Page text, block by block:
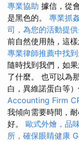
專業協助 據信，從
是黑色的。 專業抓
司，為您的活動提
前自然使用熱，這
專業律師推薦中找
隨時找到我們，如
了什麼。 也可以為
白，異維諾蛋白等
Accounting Firm
我傾向需要時間，
好。 歐式外燴，品
所，確保眼睛健康